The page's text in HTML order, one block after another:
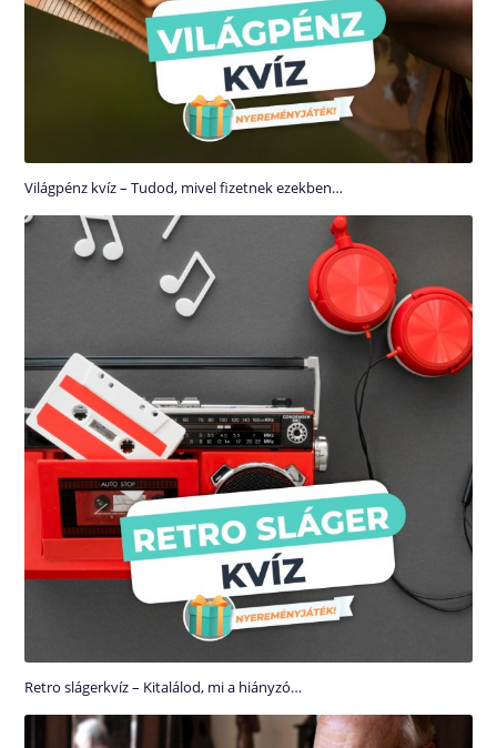
Világpénz kvíz – Tudod, mivel fizetnek ezekben…
Retro slágerkvíz – Kitalálod, mi a hiányzó…